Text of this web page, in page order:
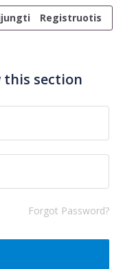
Registruotis
this section
Forgot Password?